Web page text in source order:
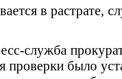
в растрате,
служба
проверки было